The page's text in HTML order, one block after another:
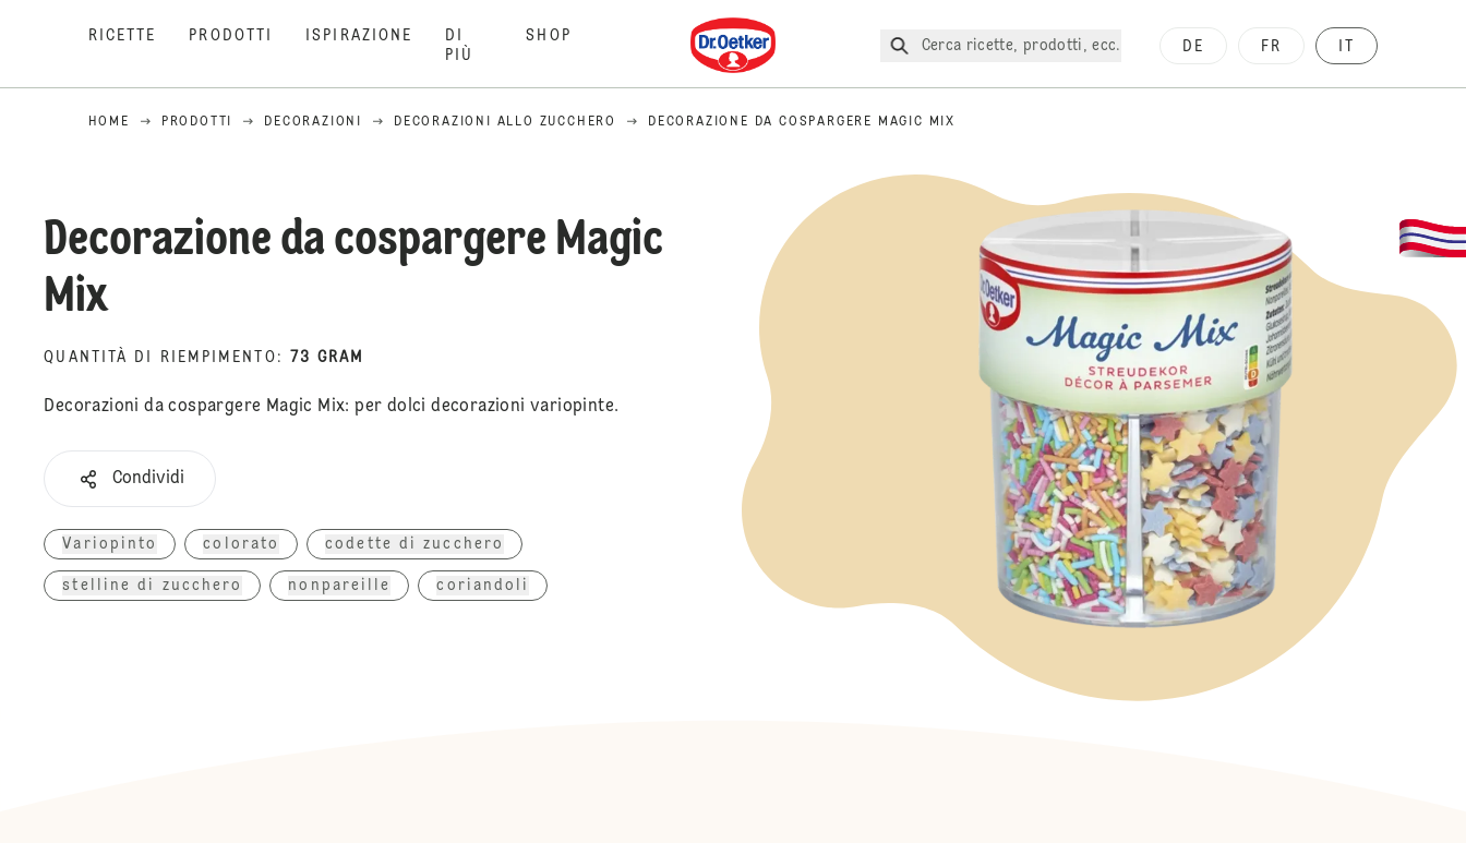
RICETTE PRODOTTI ISPIRAZIONE
DI
PIÙ
SHOP Dr. Oetker
Cerca ricette, prodotti, ecc. DE FR
HOME PRODOTTI DECORAZIONI DECORAZIONI ALLO ZUCCHERO DECORAZIONE DA COSPARGERE MAGIC MIX
Decorazione da cospargere Magic
Mix
QUANTITÀ DI RIEMPIMENTO : 73 GRAM
Decorazioni da cospargere Magic Mix: per dolci decorazioni variopinte.
Condividi
Variopinto colorato codette di zucchero
stelline di zucchero nonpareille coriandoli